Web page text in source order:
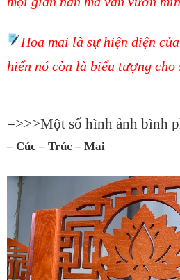
Hoa mai là sự hiện diện
hiển nó còn là biểu tượng
=>>>Một số hình ảnh bình
– Cúc – Trúc – Mai